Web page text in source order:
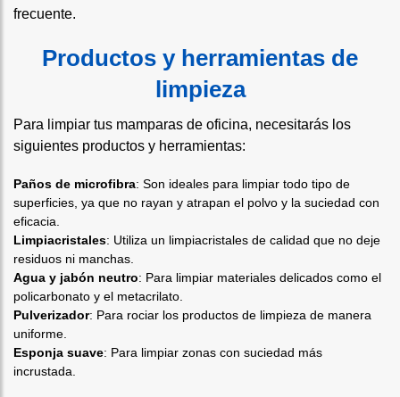
frecuente.
Productos y herramientas de
limpieza
Para limpiar tus mamparas de oficina, necesitarás los
siguientes productos y herramientas:
Paños de microfibra: Son ideales para limpiar todo tipo de
superficies, ya que no rayan y atrapan el polvo y la suciedad con
eficacia.
Limpiacristales: Utiliza un limpiacristales de calidad que no deje
residuos ni manchas.
Agua y jabón neutro: Para limpiar materiales delicados como el
policarbonato y el metacrilato.
Pulverizador: Para rociar los productos de limpieza de manera
uniforme.
Esponja suave: Para limpiar zonas con suciedad más
incrustada.